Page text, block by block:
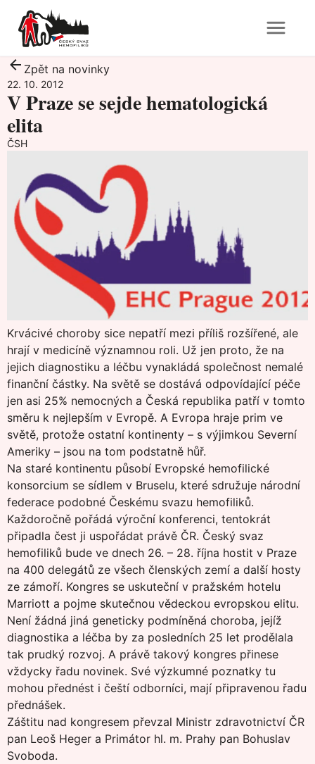
Zpět na novinky
22. 10. 2012
V Praze se sejde hematologická
elita
ČSH
Krvácivé choroby sice nepatří mezi příliš rozšířené, ale
hrají v medicíně významnou roli. Už jen proto, že na
jejich diagnostiku a léčbu vynakládá společnost nemalé
finanční částky. Na světě se dostává odpovídající péče
jen asi 25% nemocných a Česká republika patří v tomto
směru k nejlepším v Evropě. A Evropa hraje prim ve
světě, protože ostatní kontinenty – s výjimkou Severní
Ameriky – jsou na tom podstatně hůř.
Na staré kontinentu působí Evropské hemofilické
konsorcium se sídlem v Bruselu, které sdružuje národní
federace podobné Českému svazu hemofiliků.
Každoročně pořádá výroční konferenci, tentokrát
připadla čest ji uspořádat právě ČR. Český svaz
hemofiliků bude ve dnech 26. – 28. října hostit v Praze
na 400 delegátů ze všech členských zemí a další hosty
ze zámoří. Kongres se uskuteční v pražském hotelu
Marriott a pojme skutečnou vědeckou evropskou elitu.
Není žádná jiná geneticky podmíněná choroba, jejíž
diagnostika a léčba by za posledních 25 let prodělala
tak prudký rozvoj. A právě takový kongres přinese
vždycky řadu novinek. Své výzkumné poznatky tu
mohou přednést i čeští odborníci, mají připravenou řadu
přednášek.
Záštitu nad kongresem převzal Ministr zdravotnictví ČR
pan Leoš Heger a Primátor hl. m. Prahy pan Bohuslav
Svoboda.